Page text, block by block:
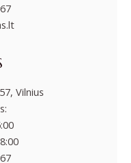
Vilnius